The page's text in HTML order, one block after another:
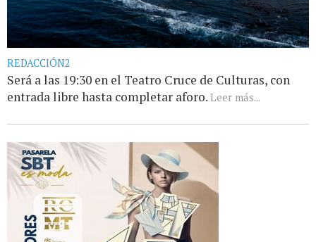
REDACCIÓN2
Será a las 19:30 en el Teatro Cruce de Culturas, con
entrada libre hasta completar aforo. Leer más...